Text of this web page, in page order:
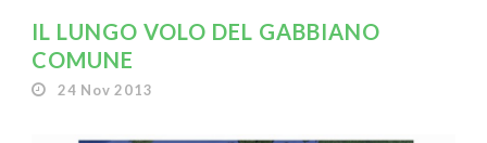
IL LUNGO VOLO DEL GABBIANO
COMUNE
24 Nov 2013